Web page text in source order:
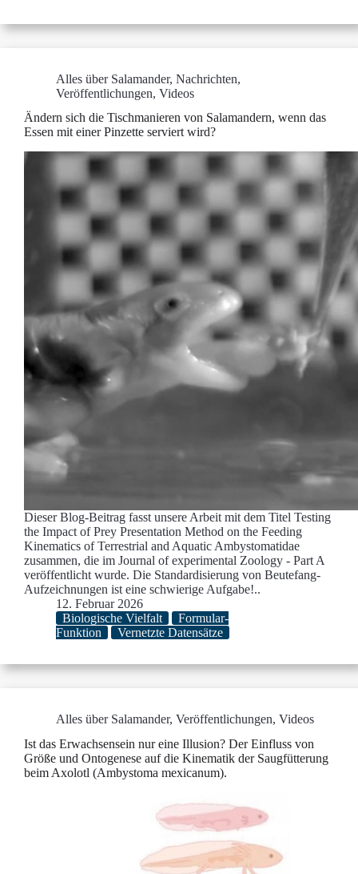
Alles über Salamander, Nachrichten,
Veröffentlichungen, Videos
Ändern sich die Tischmanieren von Salamandern, wenn das
Essen mit einer Pinzette serviert wird?
Dieser Blog-Beitrag fasst unsere Arbeit mit dem Titel Testing
the Impact of Prey Presentation Method on the Feeding
Kinematics of Terrestrial and Aquatic Ambystomatidae
zusammen, die im Journal of experimental Zoology - Part A
veröffentlicht wurde. Die Standardisierung von Beutefang-
Aufzeichnungen ist eine schwierige Aufgabe!..
12. Februar 2026
Biologische Vielfalt
Formular-
Funktion
Vernetzte Datensätze
Alles über Salamander, Veröffentlichungen, Videos
Ist das Erwachsensein nur eine Illusion? Der Einfluss von
Größe und Ontogenese auf die Kinematik der Saugfütterung
beim Axolotl (Ambystoma mexicanum).